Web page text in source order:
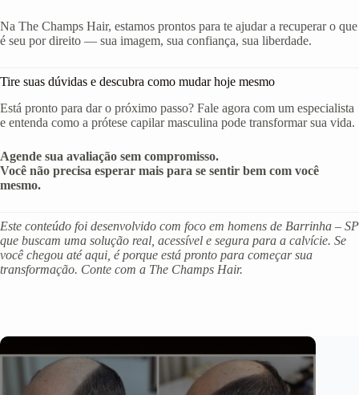
Na The Champs Hair, estamos prontos para te ajudar a recuperar o que
é seu por direito — sua imagem, sua confiança, sua liberdade.
Tire suas dúvidas e descubra como mudar hoje mesmo
Está pronto para dar o próximo passo? Fale agora com um especialista
e entenda como a prótese capilar masculina pode transformar sua vida.
Agende sua avaliação sem compromisso.
Você não precisa esperar mais para se sentir bem com você
mesmo.
Este conteúdo foi desenvolvido com foco em homens de Barrinha – SP
que buscam uma solução real, acessível e segura para a calvície. Se
você chegou até aqui, é porque está pronto para começar sua
transformação. Conte com a The Champs Hair.